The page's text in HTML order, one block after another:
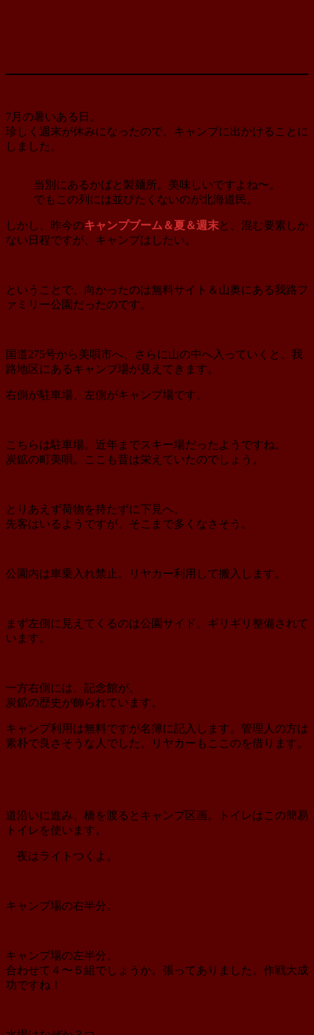
7月の暑いある日。
珍しく週末が休みになったので、キャンプに出かけることに
しました。
当別にあるかばと製麺所。美味しいですよね〜。
でもこの列には並びたくないのが北海道民。
しかし、昨今のキャンプブーム＆夏＆週末と、混む要素しか
ない日程ですが、キャンプはしたい。
ということで、向かったのは無料サイト＆山奥にある我路フ
ァミリー公園だったのです。
国道275号から美唄市へ、さらに山の中へ入っていくと、我
路地区にあるキャンプ場が見えてきます。
右側が駐車場、左側がキャンプ場です。
こちらは駐車場。近年までスキー場だったようですね。
炭鉱の町美唄。ここも昔は栄えていたのでしょう。
とりあえず荷物を持たずに下見へ。
先客はいるようですが、そこまで多くなさそう。
公園内は車乗入れ禁止。リヤカー利用して搬入します。
まず左側に見えてくるのは公園サイド。ギリギリ整備されて
います。
一方右側には、記念館が。
炭鉱の歴史が飾られています。
キャンプ利用は無料ですが名簿に記入します。管理人の方は
素朴で良さそうな人でした。リヤカーもここのを借ります。
道沿いに進み、橋を渡るとキャンプ区画。トイレはこの簡易
トイレを使います。
夜はライトつくよ。
キャンプ場の右半分。
キャンプ場の左半分。
合わせて４〜５組でしょうか。張ってありました。作戦大成
功ですね！